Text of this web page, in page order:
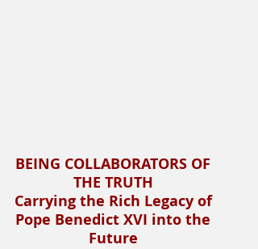
BEING COLLABORATORS OF
THE TRUTH
Carrying the Rich Legacy of
Pope Benedict XVI into the
Future